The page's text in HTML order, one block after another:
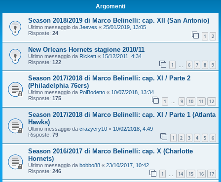
Argomenti
Season 2018/2019 di Marco Belinelli: cap. XII (San Antonio)
Ultimo messaggio da Jeeves « 25/01/2019, 13:05
Risposte: 24 1 2
New Orleans Hornets stagione 2010/11
Ultimo messaggio da Rickett « 15/12/2011, 4:34
Risposte: 122 1 6 7 8 9
Season 2017/2018 di Marco Belinelli: cap. XI / Parte 2
(Philadelphia 76ers)
Ultimo messaggio da PolBodetto « 10/07/2018, 13:34
Risposte: 175 1 … 9 10 11 12
Season 2017/2018 di Marco Belinelli: cap. XI / Parte 1 (Atlanta
Hawks)
Ultimo messaggio da crazycry10 « 10/02/2018, 4:49
Risposte: 79 1 2 3 4 5 6
Season 2016/2017 di Marco Belinelli: cap. X (Charlotte
Hornets)
Ultimo messaggio da bobbo88 « 23/10/2017, 10:42
Risposte: 246 1 14 15 16 17